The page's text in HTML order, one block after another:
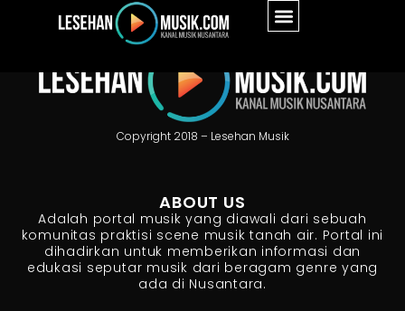
Copyright 2018 – Lesehan Musik
ABOUT US
Adalah portal musik yang diawali dari sebuah
komunitas praktisi scene musik tanah air. Portal ini
dihadirkan untuk memberikan informasi dan
edukasi seputar musik dari beragam genre yang
ada di Nusantara.